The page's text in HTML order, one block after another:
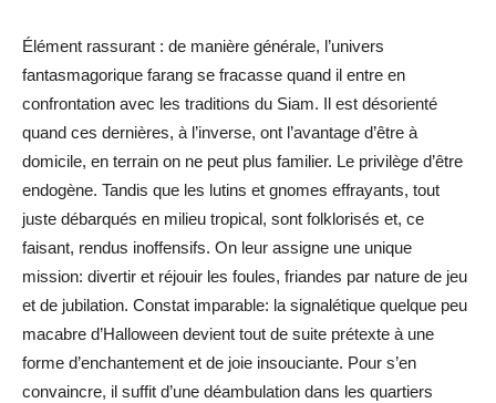
Élément rassurant : de manière générale, l’univers
fantasmagorique farang se fracasse quand il entre en
confrontation avec les traditions du Siam. Il est désorienté
quand ces dernières, à l’inverse, ont l’avantage d’être à
domicile, en terrain on ne peut plus familier. Le privilège d’être
endogène. Tandis que les lutins et gnomes effrayants, tout
juste débarqués en milieu tropical, sont folklorisés et, ce
faisant, rendus inoffensifs. On leur assigne une unique
mission: divertir et réjouir les foules, friandes par nature de jeu
et de jubilation. Constat imparable: la signalétique quelque peu
macabre d’Halloween devient tout de suite prétexte à une
forme d’enchantement et de joie insouciante. Pour s’en
convaincre, il suffit d’une déambulation dans les quartiers